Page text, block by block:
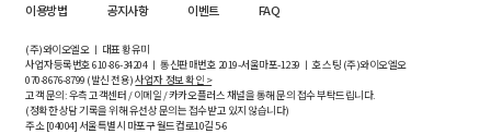
이용방법
공지사항 이벤트 FAQ
(주)와이오엘오 ㅣ 대표 황유미
사업자등록번호610-86-34204ㅣ 통신판매번호 2019-서울마포-1239 ㅣ 호스팅 (주)와이오엘오
070-8676-8799 (발신 전용)사업자 정보 확인 >
고객 문의: 우측 고객센터 / 이메일 / 카카오플러스 채널을 통해 문의 접수 부탁드립니다.
(정확한 상담 기록을 위해 유선상 문의는 접수받고 있지 않습니다)
주소 [04004] 서울특별시 마포구 월드컵로10길5-6